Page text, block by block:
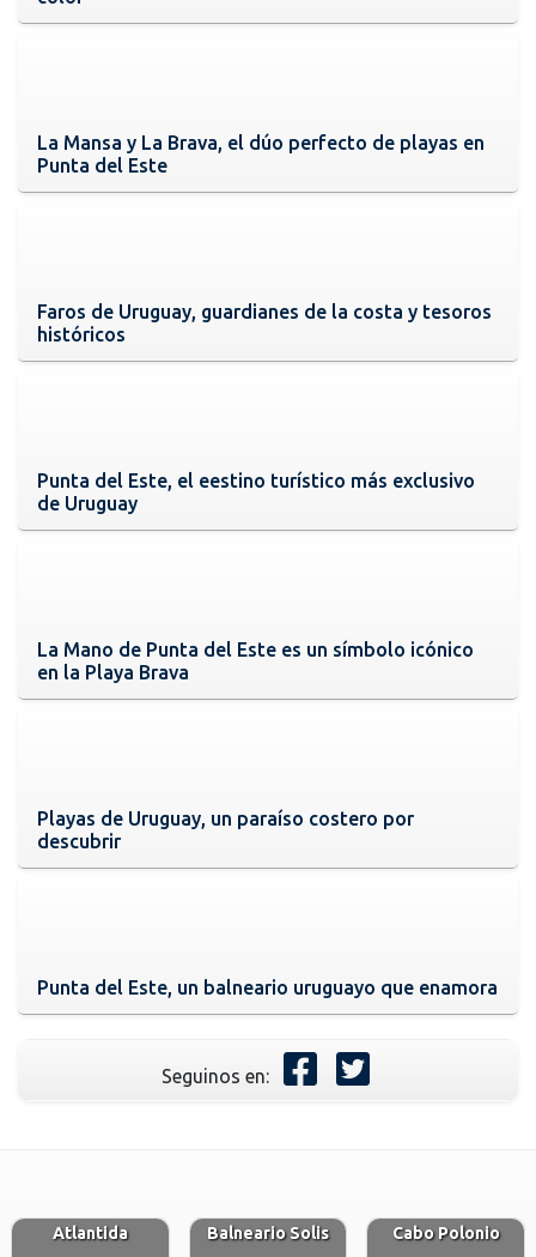
La Mansa y La Brava, el dúo perfecto de playas en
Punta del Este
Faros de Uruguay, guardianes de la costa y tesoros
históricos
Punta del Este, el eestino turístico más exclusivo
de Uruguay
La Mano de Punta del Este es un símbolo icónico
en la Playa Brava
Playas de Uruguay, un paraíso costero por
descubrir
Punta del Este, un balneario uruguayo que enamora
Seguinos en:
Atlantida Balneario Solis Cabo Polonio